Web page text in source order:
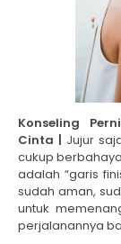
Konseling
Cinta | Jujur
cukup
adalah “garis
sudah aman,
untuk
perjalanannya